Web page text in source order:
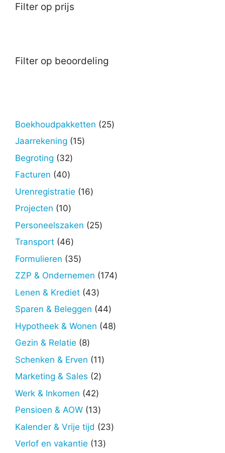
Filter op prijs
Filter op beoordeling
Boekhoudpakketten 2525
Jaarrekening 1515
Begroting 3232
Facturen 4040
producten
Urenregistratie 1616
Projecten 1010
producten
Personeelszaken 2525
Transport 4646
producten
Formulieren 3535
producten
ZZP & Ondernemen 174174
Lenen & Krediet 4343
producten
Sparen & Beleggen 4444
producten
Hypotheek & Wonen 4848
Gezin & Relatie 88
producten
Schenken & Erven 1111
Marketing & Sales 22
Werk & Inkomen 4242
producten
Pensioen & AOW 1313
producten
Kalender & Vrije tijd 2323
Verlof en vakantie 1313